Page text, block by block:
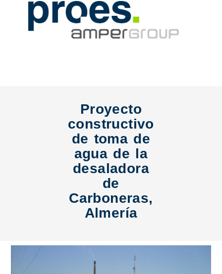
Proyecto
constructivo
de toma de
agua de la
desaladora
de
Carboneras,
Almería